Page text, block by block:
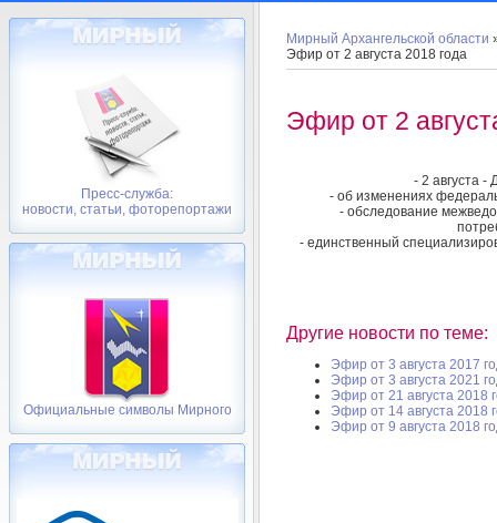
Пресс-служба:
новости, статьи, фоторепортажи
Официальные символы Мирного
Мирный Архангельской области
Эфир от 2 августа 2018 года
Эфир от 2
- 2 августа -
- об изменениях
- обследование
- единственный
Другие новости по теме:
Эфир от 3 августа 2017
Эфир от 3 августа 2021
Эфир от 21 августа 2018
Эфир от 14 августа 2018
Эфир от 9 августа 2018